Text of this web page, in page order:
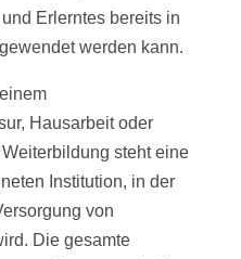
Erlerntes bereits in
werden kann.
Hausarbeit oder
steht eine
Institution, in der
von
Die gesamte